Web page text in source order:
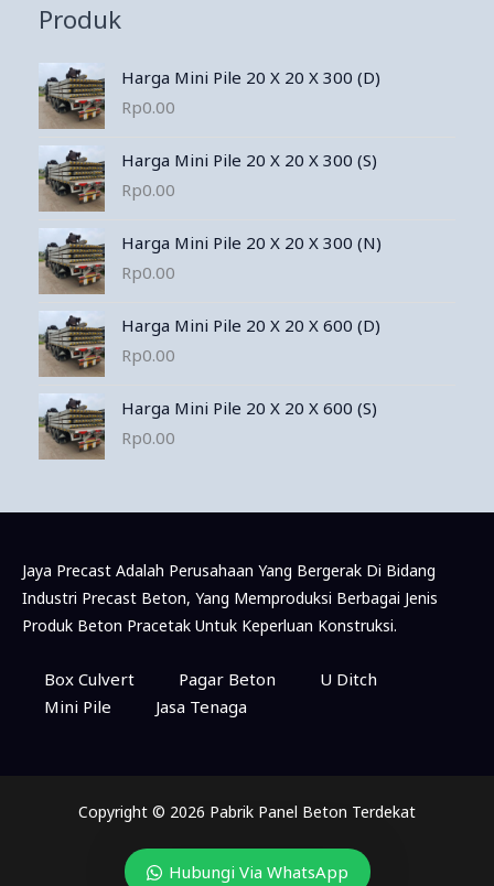
Produk
Harga Mini Pile 20 X 20 X 300 (D)
Rp0.00
Harga Mini Pile 20 X 20 X 300 (S)
Rp0.00
Harga Mini Pile 20 X 20 X 300 (N)
Rp0.00
Harga Mini Pile 20 X 20 X 600 (D)
Rp0.00
Harga Mini Pile 20 X 20 X 600 (S)
Rp0.00
Jaya Precast Adalah Perusahaan Yang Bergerak Di Bidang
Industri Precast Beton, Yang Memproduksi Berbagai Jenis
Produk Beton Pracetak Untuk Keperluan Konstruksi.
Box Culvert Pagar Beton
U Ditch
Mini Pile
Jasa Tenaga
Copyright © 2026 Pabrik Panel Beton Terdekat
Hubungi Via WhatsApp